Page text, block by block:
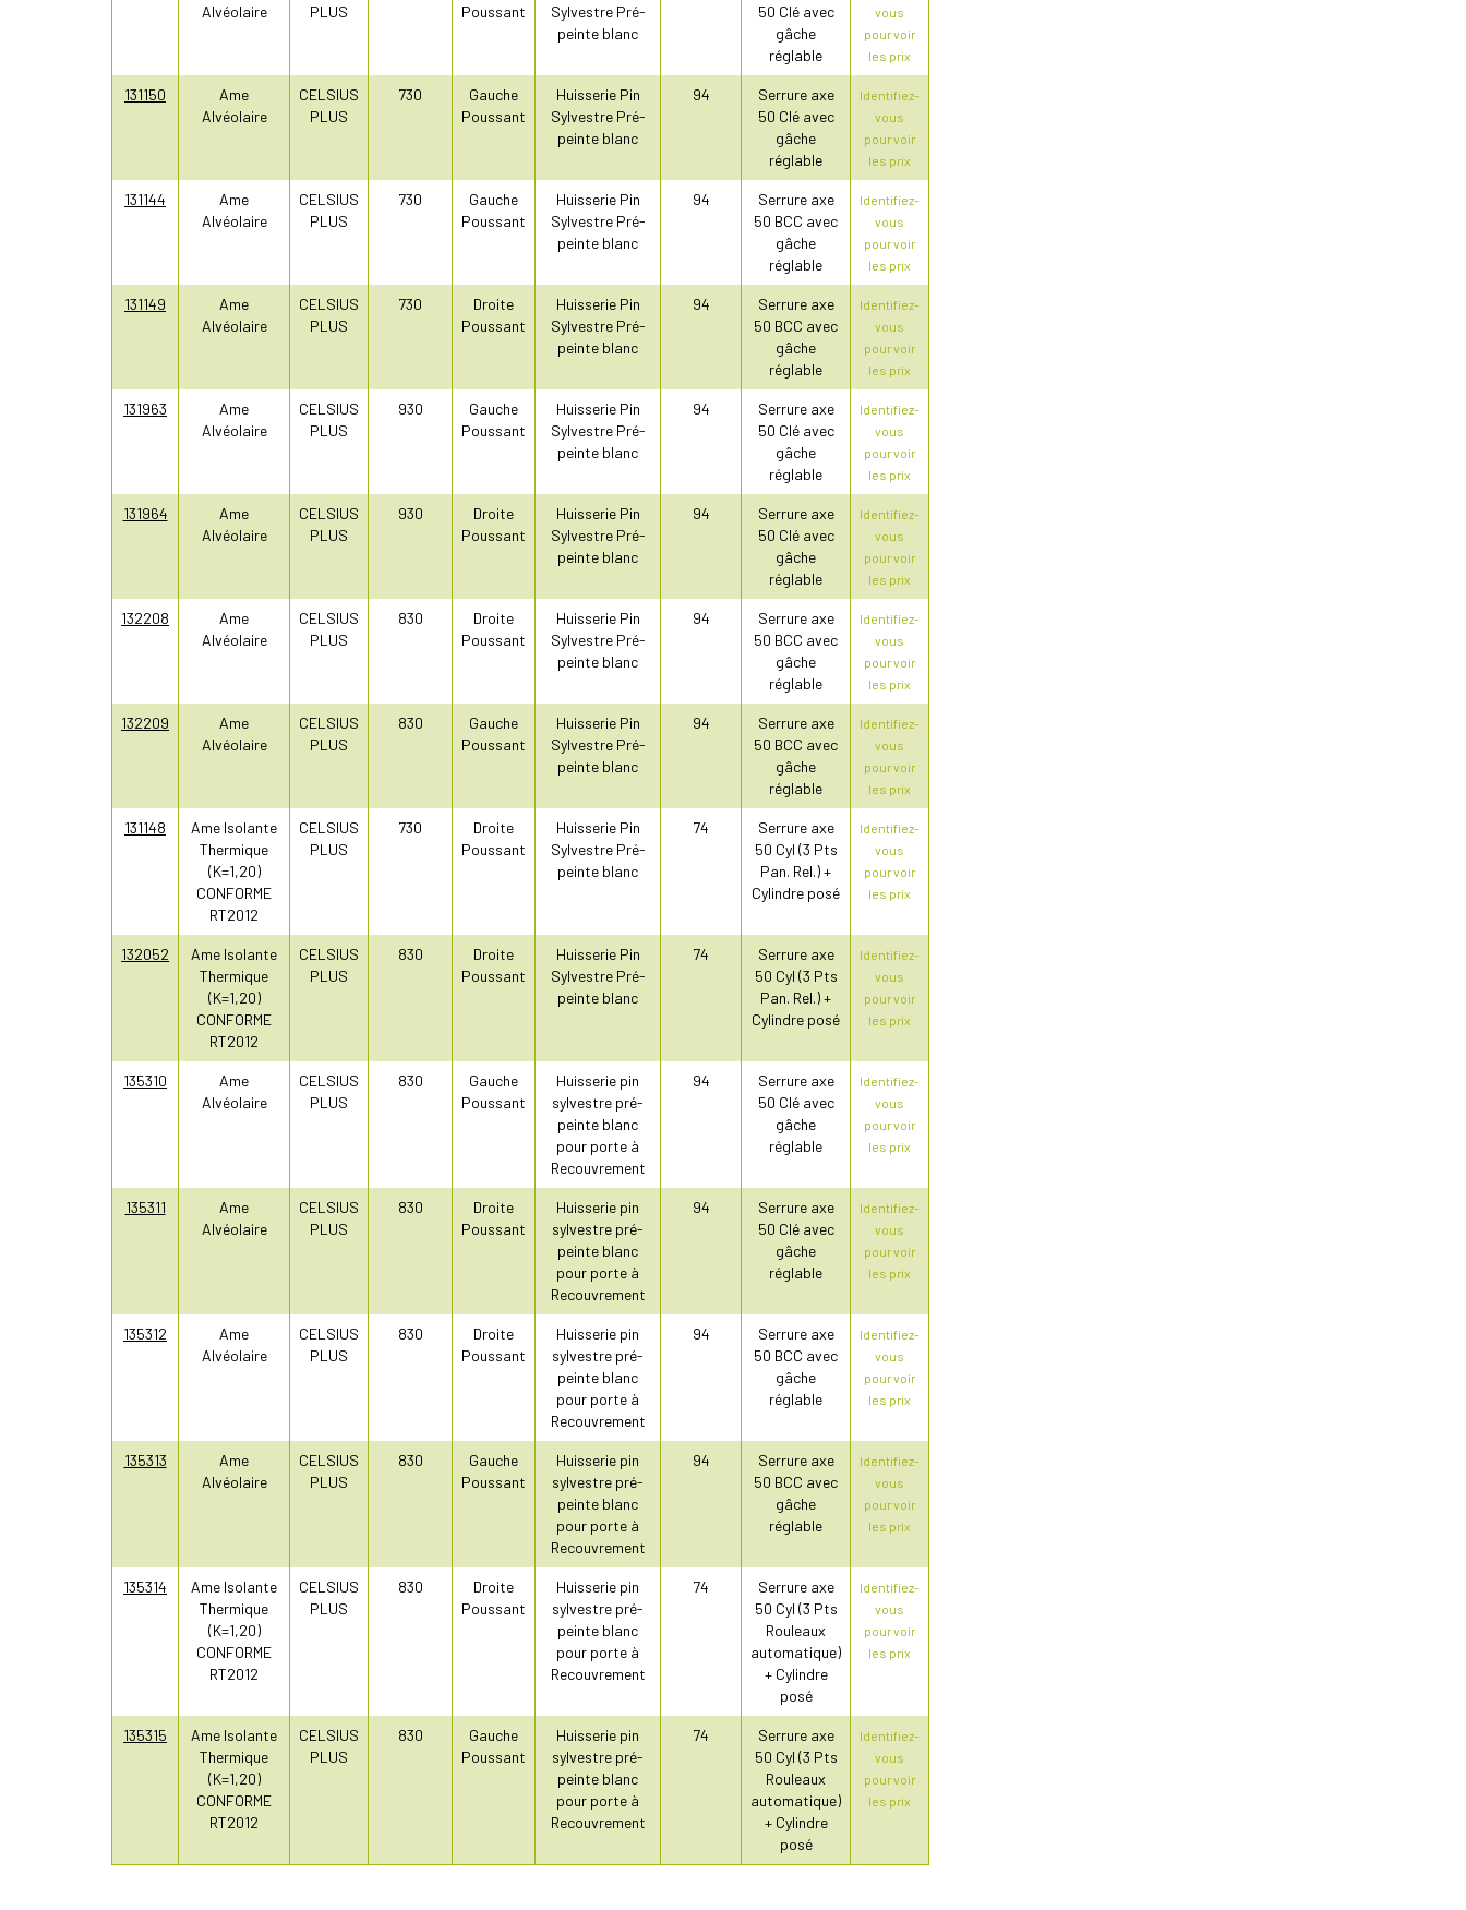
Alvéolaire
PLUS
Poussant
Sylvestre Pré-
peinte blanc
50 Clé avec
gâche
réglable
vous
pour voir
les prix
131150
Ame
Alvéolaire
CELSIUS
PLUS
730
Gauche
Poussant
Huisserie Pin
Sylvestre Pré-
peinte blanc
94
Serrure axe
50 Clé avec
gâche
réglable
Identifiez-
vous
pour voir
les prix
131144
Ame
Alvéolaire
CELSIUS
PLUS
730
Gauche
Poussant
Huisserie Pin
Sylvestre Pré-
peinte blanc
94
Serrure axe
50 BCC avec
gâche
réglable
Identifiez-
vous
pour voir
les prix
131149
Ame
Alvéolaire
CELSIUS
PLUS
730
Droite
Poussant
Huisserie Pin
Sylvestre Pré-
peinte blanc
94
Serrure axe
50 BCC avec
gâche
réglable
Identifiez-
vous
pour voir
les prix
131963
Ame
Alvéolaire
CELSIUS
PLUS
930
Gauche
Poussant
Huisserie Pin
Sylvestre Pré-
peinte blanc
94
Serrure axe
50 Clé avec
gâche
réglable
Identifiez-
vous
pour voir
les prix
131964
Ame
Alvéolaire
CELSIUS
PLUS
930
Droite
Poussant
Huisserie Pin
Sylvestre Pré-
peinte blanc
94
Serrure axe
50 Clé avec
gâche
réglable
Identifiez-
vous
pour voir
les prix
132208
Ame
Alvéolaire
CELSIUS
PLUS
830
Droite
Poussant
Huisserie Pin
Sylvestre Pré-
peinte blanc
94
Serrure axe
50 BCC avec
gâche
réglable
Identifiez-
vous
pour voir
les prix
132209
Ame
Alvéolaire
CELSIUS
PLUS
830
Gauche
Poussant
Huisserie Pin
Sylvestre Pré-
peinte blanc
94
Serrure axe
50 BCC avec
gâche
réglable
Identifiez-
vous
pour voir
les prix
131148
Ame Isolante
Thermique
(K=1,20)
CONFORME
RT2012
CELSIUS
PLUS
730
Droite
Poussant
Huisserie Pin
Sylvestre Pré-
peinte blanc
74
Serrure axe
50 Cyl (3 Pts
Pan. Rel.) +
Cylindre posé
Identifiez-
vous
pour voir
les prix
132052
Ame Isolante
Thermique
(K=1,20)
CONFORME
RT2012
CELSIUS
PLUS
830
Droite
Poussant
Huisserie Pin
Sylvestre Pré-
peinte blanc
74
Serrure axe
50 Cyl (3 Pts
Pan. Rel.) +
Cylindre posé
Identifiez-
vous
pour voir
les prix
135310
Ame
Alvéolaire
CELSIUS
PLUS
830
Gauche
Poussant
Huisserie pin
sylvestre pré-
peinte blanc
pour porte à
Recouvrement
94
Serrure axe
50 Clé avec
gâche
réglable
Identifiez-
vous
pour voir
les prix
135311
Ame
Alvéolaire
CELSIUS
PLUS
830
Droite
Poussant
Huisserie pin
sylvestre pré-
peinte blanc
pour porte à
Recouvrement
94
Serrure axe
50 Clé avec
gâche
réglable
Identifiez-
vous
pour voir
les prix
135312
Ame
Alvéolaire
CELSIUS
PLUS
830
Droite
Poussant
Huisserie pin
sylvestre pré-
peinte blanc
pour porte à
Recouvrement
94
Serrure axe
50 BCC avec
gâche
réglable
Identifiez-
vous
pour voir
les prix
135313
Ame
Alvéolaire
CELSIUS
PLUS
830
Gauche
Poussant
Huisserie pin
sylvestre pré-
peinte blanc
pour porte à
Recouvrement
94
Serrure axe
50 BCC avec
gâche
réglable
Identifiez-
vous
pour voir
les prix
135314
Ame Isolante
Thermique
(K=1,20)
CONFORME
RT2012
CELSIUS
PLUS
830
Droite
Poussant
Huisserie pin
sylvestre pré-
peinte blanc
pour porte à
Recouvrement
74
Serrure axe
50 Cyl (3 Pts
Rouleaux
automatique)
+ Cylindre
posé
Identifiez-
vous
pour voir
les prix
135315
Ame Isolante
Thermique
(K=1,20)
CONFORME
RT2012
CELSIUS
PLUS
830
Gauche
Poussant
Huisserie pin
sylvestre pré-
peinte blanc
pour porte à
Recouvrement
74
Serrure axe
50 Cyl (3 Pts
Rouleaux
automatique)
+ Cylindre
posé
Identifiez-
vous
pour voir
les prix